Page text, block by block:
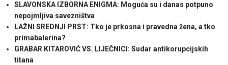
SLAVONSKA IZBORNA ENIGMA: Moguća su i danas potpuno
nepojmljiva savezništva
LAŽNI SREDNJI PRST: Tko je prkosna i pravedna žena, a tko
primabalerina?
GRABAR KITAROVIĆ VS. LIJEČNICI: Sudar antikorupcijskih
titana